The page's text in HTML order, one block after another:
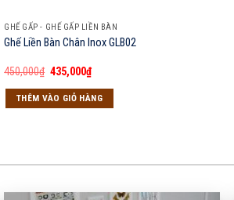
GHẾ GẤP - GHẾ GẤP LIỀN BÀN
Ghế Liền Bàn Chân Inox GLB02
450,000₫ Giá
là:
450,000₫.
435,000₫Giá
hiện
tại
là:
THÊM VÀO GIỎ HÀNG